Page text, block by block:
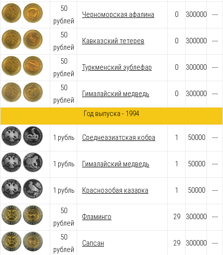
50
рублей
Черноморская афалина 0 300000 ---
50
рублей
Кавказский тетерев 0 300000 ---
50
рублей
Туркменский эублефар 0 300000 ---
50
рублей
Гималайский медведь 0 300000 ---
Год выпуска - 1994
1 рубль Среднеазиатская кобра 1 50000 ---
1 рубль Гималайский медведь 1 50000 ---
1 рубль Краснозобая казарка 1 50000 ---
50
рублей
Фламинго 29 300000 ---
50
рублей
Сапсан 29 300000 ---